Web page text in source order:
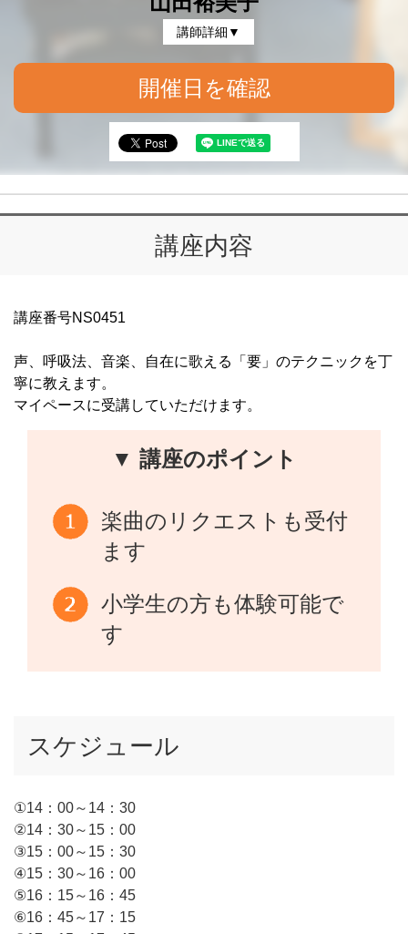
講師詳細▼
開催日を確認
講座内容
講座番号NS0451
声、呼吸法、音楽、自在に歌える「要」のテクニックを丁
寧に教えます。
マイペースに受講していただけます。
▼ 講座のポイント
楽曲のリクエストも受付
ます
小学生の方も体験可能で
す
スケジュール
①14：00～14：30
②14：30～15：00
③15：00～15：30
④15：30～16：00
⑤16：15～16：45
⑥16：45～17：15